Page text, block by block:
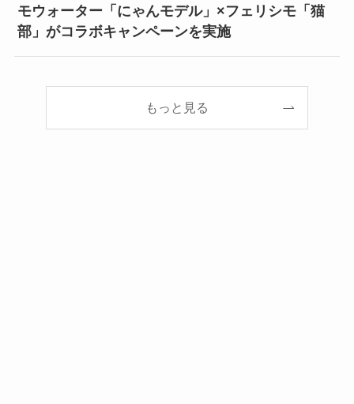
モウォーター「にゃんモデル」×フェリシモ「猫
部」がコラボキャンペーンを実施
もっと見る